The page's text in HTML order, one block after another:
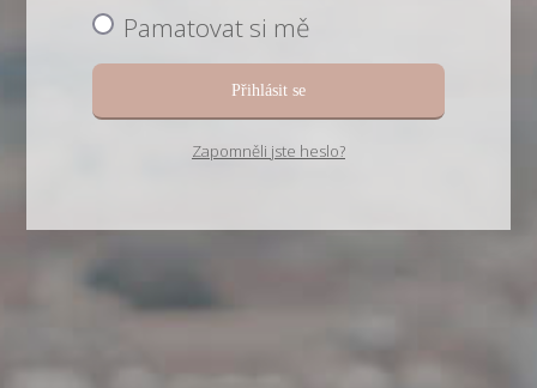
Pamatovat si mě
Přihlásit se
Zapomněli jste heslo?